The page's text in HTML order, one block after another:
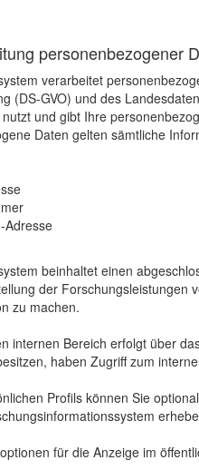
personenbezogener
verarbeitet
(DS-GVO) und des
und gibt Ihre
Daten gelten sämtliche
Adresse
beinhaltet einen
der
zu machen.
internen Bereich erfolgt über
haben Zugriff zum
Profils können Sie
für die Anzeige im